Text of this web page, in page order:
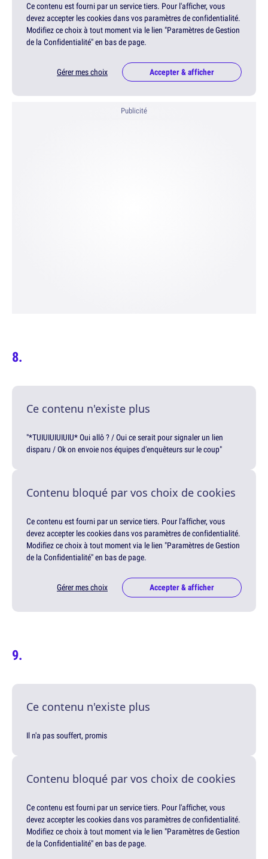
Ce contenu est fourni par un service tiers. Pour l'afficher, vous
devez accepter les cookies dans vos paramètres de confidentialité.
Modifiez ce choix à tout moment via le lien "Paramètres de Gestion
de la Confidentialité" en bas de page.
Gérer mes choix Accepter & afficher
Publicité
Ce contenu n'existe plus
"*TUIUIUIUIUIU* Oui allô ? / Oui ce serait pour signaler un lien
disparu / Ok on envoie nos équipes d'enquêteurs sur le coup"
Contenu bloqué par vos choix de cookies
Ce contenu est fourni par un service tiers. Pour l'afficher, vous
devez accepter les cookies dans vos paramètres de confidentialité.
Modifiez ce choix à tout moment via le lien "Paramètres de Gestion
de la Confidentialité" en bas de page.
Gérer mes choix Accepter & afficher
Ce contenu n'existe plus
Il n'a pas souffert, promis
Contenu bloqué par vos choix de cookies
Ce contenu est fourni par un service tiers. Pour l'afficher, vous
devez accepter les cookies dans vos paramètres de confidentialité.
Modifiez ce choix à tout moment via le lien "Paramètres de Gestion
de la Confidentialité" en bas de page.